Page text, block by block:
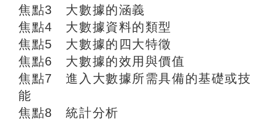
焦點3 大數據的涵義
焦點4 大數據資料的類型
焦點5 大數據的四大特徵
焦點6 大數據的效用與價值
焦點7 進入大數據所需具備的基礎或技
能
焦點8 統計分析